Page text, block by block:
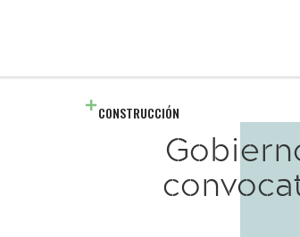
CONSTRUCCIÓN